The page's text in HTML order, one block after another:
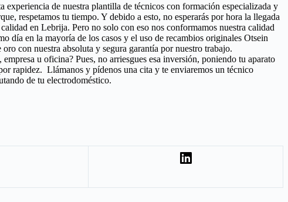
experiencia de nuestra plantilla de técnicos con formación especializada y
respetamos tu tiempo. Y debido a esto, no esperarás por hora la llegada
en Lebrija. Pero no solo con eso nos conformamos nuestra calidad
día en la mayoría de los casos y el uso de recambios originales Otsein
con nuestra absoluta y segura garantía por nuestro trabajo.
u oficina? Pues, no arriesgues esa inversión, poniendo tu aparato
rapidez. Llámanos y pídenos una cita y te enviaremos un técnico
de tu electrodoméstico.